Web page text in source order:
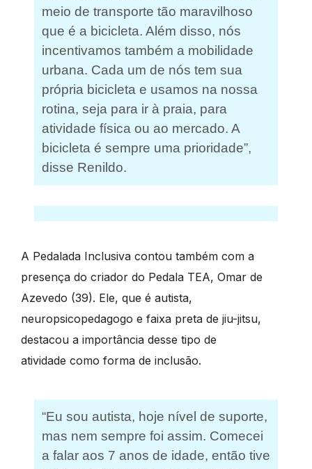
meio de transporte tão maravilhoso
que é a bicicleta. Além disso, nós
incentivamos também a mobilidade
urbana. Cada um de nós tem sua
própria bicicleta e usamos na nossa
rotina, seja para ir à praia, para
atividade física ou ao mercado. A
bicicleta é sempre uma prioridade”,
disse Renildo.
A Pedalada Inclusiva contou também com a
presença do criador do Pedala TEA, Omar de
Azevedo (39). Ele, que é autista,
neuropsicopedagogo e faixa preta de jiu-jitsu,
destacou a importância desse tipo de
atividade como forma de inclusão.
“Eu sou autista, hoje nível de suporte,
mas nem sempre foi assim. Comecei
a falar aos 7 anos de idade, então tive